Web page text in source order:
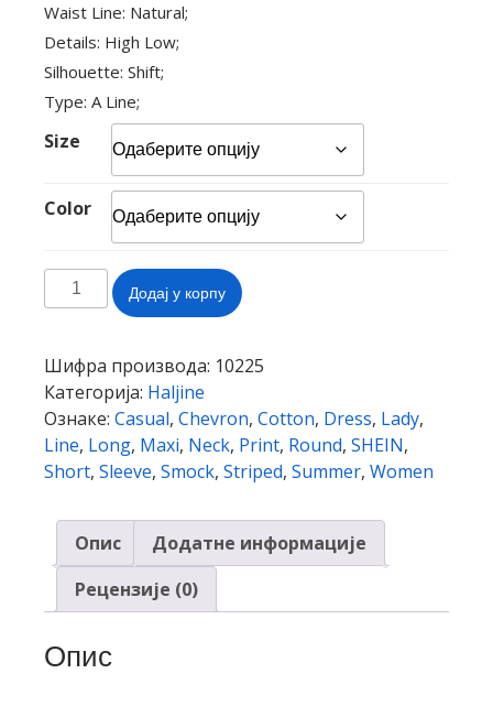
Waist Line: Natural;
Details: High Low;
Silhouette: Shift;
Type: A Line;
Size
Color
SHEIN
Striped
Print
Smock
Maxi
Dress
Women
Short
Sleeve
Summer
Dress
Neck
Додај у корпу
Шифра производа: 10225
Категорија: Haljine
Ознаке: Casual, Chevron, Cotton, Dress, Lady,
Line, Long, Maxi, Neck, Print, Round, SHEIN,
Short, Sleeve, Smock, Striped, Summer, Women
Опис
Додатне информације
Рецензије (0)
Опис